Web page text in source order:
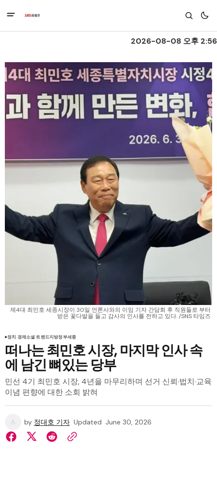
2026-08-08 오후 2:56
제4대 최민호 세종시장이 30일 언론사와의 이임 기자 간담회 후 직원들로 부터
받은 꽃다발을 들고 감사의 인사를 전하고 있다. /SNS 타임즈
정치 경제소셜 트렌드지방정부세종
떠나는 최민호 시장, 마지막 인사 속
에 남긴 뼈있는 당부
민선 4기 최민호 시장, 4년을 마무리하며 선거 신뢰·법치·교육
이념 편향에 대한 소회 밝혀
by 정대호 기자 Updated June 30, 2026